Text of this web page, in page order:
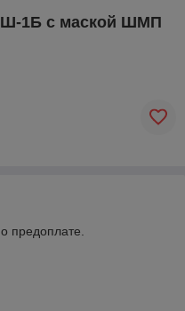
1Б с маской ШМП
предоплате.